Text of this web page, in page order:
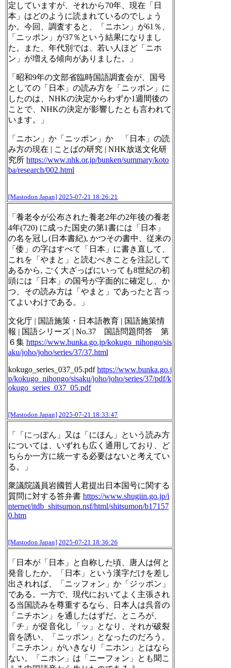
定していますが、それから70年、現在「日
本」はどのように読まれているのでしょう
か。今回、調査すると、「ニホン」が61％、
「ニッポン」が37％という結果になりまし
た。また、年代別では、若い人ほど「ニホ
ン」が増える傾向がありました。」
「昭和9年の文部省臨時国語調査会が、国号
としての「日本」の読み方を「ニッポン」に
したのは、NHKの決定からわずか1週間後の
ことで、NHKの決定が影響したとも言われて
います。」
「ニホン」か「ニッポン」か 「日本」の読
み方の現在 | ことばの研究 | NHK放送文化研
究所 https://www.nhk.or.jp/bunken/summary/koto
ba/research/002.html
[Mastodon Japan] 2025-07-21 18:26:21
「養老令が公布された養老2年の2年後の養老
4年(720) に成った国史の第1書には「日本」
の名を冠し(日本書紀), かつその書中、従来の
「倭」の字はすべて「日本」に書き直して、
これを「やまと」と読むべきことを注記して
あるから, ごく大ざっぱにいっても8世紀の初
頭には「日本」の国号が字面的に確定し、か
つ、その読み方は「やまと」であったと言っ
てよいわけである。」
文化庁 | 国語施策・日本語教育 | 国語施策情
報 | 国語シリーズ | No.37 国語問題問答 第
６集 https://www.bunka.go.jp/kokugo_nihongo/sis
aku/joho/joho/series/37/37.html
kokugo_series_037_05.pdfhttps://www.bunka.go.j
p/kokugo_nihongo/sisaku/joho/joho/series/37/pdf/k
okugo_series_037_05.pdf
[Mastodon Japan] 2025-07-21 18:33:47
「「にっぽん」又は「にほん」という読み方
については、いずれも広く通用しており、ど
ちらか一方に統一する必要はないと考えてい
る。」
衆議院議員岩國哲人君提出日本国号に関する
質問に対する答弁書 https://www.shugiin.go.jp/i
nternet/itdb_shitsumon.nsf/html/shitsumon/b17157
0.htm
[Mastodon Japan] 2025-07-21 18:36:26
「日本が「日本」と自称した頃、唐人は何と
発音したか。「日本」という漢字だけを差し
出されれば、「ニッフォン」か「ジッポン」
である。一方で、現代においてよく主張され
る当国読みを尊重するなら、日本人は呉音の
「ニチホン」を通したはずだ。ところが、
「チ」が促音化し「ッ」となり、それが破裂
音を誘い、「ニッポン」となったのだろう。
「ニチホン」がいきなり「ニホン」とはなら
ない。「ニホン」は「ニーフォン」とも聞こ